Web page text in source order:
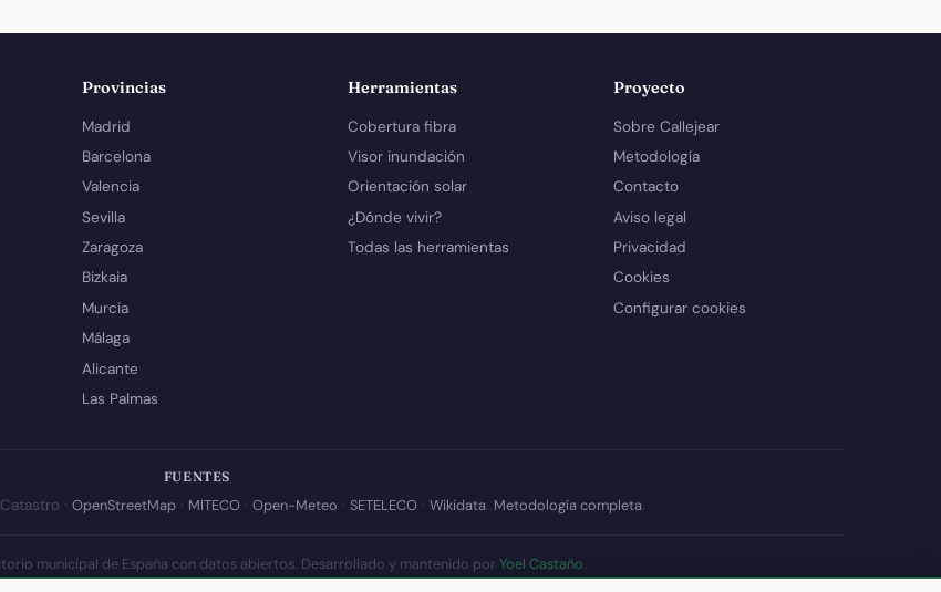
Provincias
Madrid
Barcelona
Valencia
Sevilla
Zaragoza
Bizkaia
Murcia
Málaga
Alicante
Las Palmas
Herramientas
Cobertura fibra
Visor inundación
Orientación solar
¿Dónde vivir?
Todas las herramientas
Proyecto
Sobre Callejear
Metodología
Contacto
Aviso legal
Privacidad
Cookies
Configurar cookies
FUENTES
· OpenStreetMap · MITECO · Open-Meteo · SETELECO · Wikidata. Metodología completa.
municipal de España con datos abiertos. Desarrollado y mantenido por Yoel Castaño.